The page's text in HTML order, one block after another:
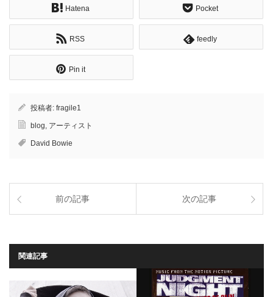
Hatena Pocket
RSS feedly
Pin it
投稿者: fragile1
blog, アーティスト
David Bowie
前の記事 次の記事
関連記事